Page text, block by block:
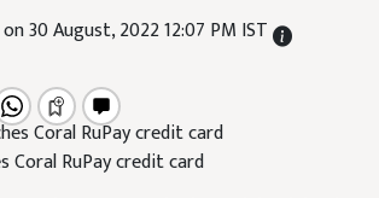
30 August, 2022 12:07 PM IST
Coral RuPay credit card